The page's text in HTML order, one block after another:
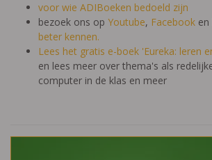
voor wie ADIBoeken bedoeld zijn
bezoek ons op Youtube, Facebook en
beter kennen.
Lees het gratis e-boek 'Eureka: leren
en lees meer over thema's als
computer in de klas en meer